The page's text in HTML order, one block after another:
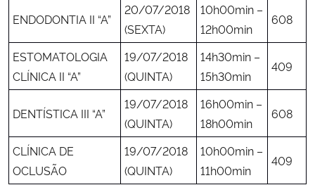
ENDODONTIA II “A”
20/07/2018
(SEXTA)
10h00min –
12h00min
608
ESTOMATOLOGIA
CLÍNICA II “A”
19/07/2018
(QUINTA)
14h30min –
15h30min
409
DENTÍSTICA III “A”
19/07/2018
(QUINTA)
16h00min –
18h00min
608
CLÍNICA DE
OCLUSÃO
19/07/2018
(QUINTA)
10h00min –
11h00min
409